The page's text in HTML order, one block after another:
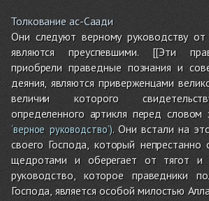
Толкование ас-Саади
Они следуют верному руководству
являются преуспевшими. [[Эти
приобрели праведные познания и
деяния, являются приверженцами
величии которого
определенного артикля перед словом
‘верное руководство’). Они встали на
своего Господа, который
щедротами и оберегает от тягот и
руководство, которое праведники
Господа, является особой милостью